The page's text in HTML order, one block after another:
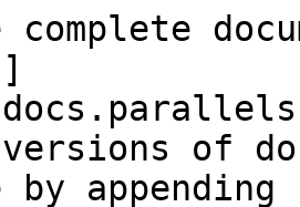
versions of